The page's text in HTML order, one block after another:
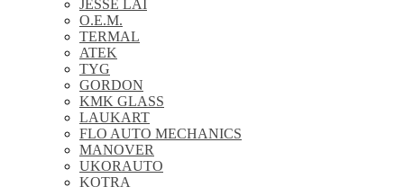
JESSE LAI
O.E.M.
TERMAL
ATEK
TYG
GORDON
KMK GLASS
LAUKART
FLO AUTO MECHANICS
MANOVER
UKORAUTO
KOTRA